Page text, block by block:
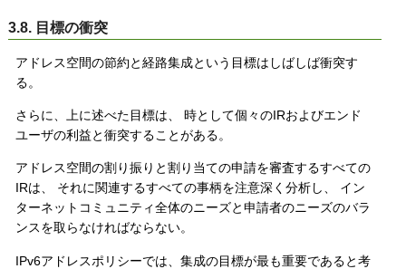
3.8. 目標の衝突
アドレス空間の節約と経路集成という目標はしばしば衝突す
る。
さらに、上に述べた目標は、 時として個々のIRおよびエンド
ユーザの利益と衝突することがある。
アドレス空間の割り振りと割り当ての申請を審査するすべての
IRは、 それに関連するすべての事柄を注意深く分析し、 イン
ターネットコミュニティ全体のニーズと申請者のニーズのバラ
ンスを取らなければならない。
IPv6アドレスポリシーでは、集成の目標が最も重要であると考